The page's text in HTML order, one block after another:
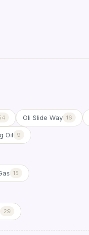
Oli Slide Way 16
Oil 9
15
29